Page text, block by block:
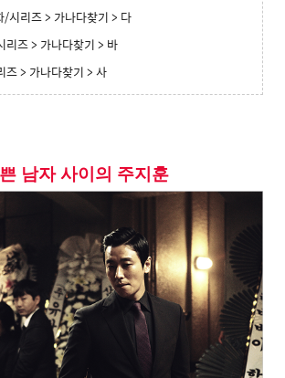
시리즈 > 가나다찾기 > 다
즈 > 가나다찾기 > 바
즈 > 가나다찾기 > 사
남자 사이의 주지훈